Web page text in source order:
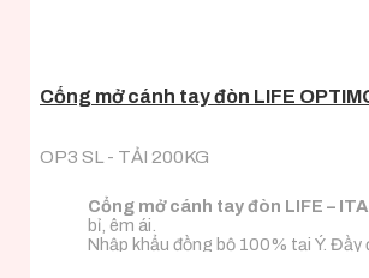
Cổng mở cánh tay đòn LIFE
OP3 SL - TẢI 200KG
Cổng mở cánh tay đòn LIFE –
bỉ, êm ái.
Nhập khẩu đồng bộ 100% tại Ý. Đầy